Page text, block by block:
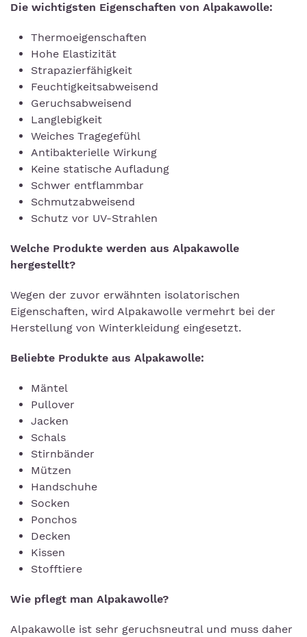
Die wichtigsten Eigenschaften von Alpakawolle:
Thermoeigenschaften
Hohe Elastizität
Strapazierfähigkeit
Feuchtigkeitsabweisend
Geruchsabweisend
Langlebigkeit
Weiches Tragegefühl
Antibakterielle Wirkung
Keine statische Aufladung
Schwer entflammbar
Schmutzabweisend
Schutz vor UV-Strahlen
Welche Produkte werden aus Alpakawolle
hergestellt?
Wegen der zuvor erwähnten isolatorischen
Eigenschaften, wird Alpakawolle vermehrt bei der
Herstellung von Winterkleidung eingesetzt.
Beliebte Produkte aus Alpakawolle:
Mäntel
Pullover
Jacken
Schals
Stirnbänder
Mützen
Handschuhe
Socken
Ponchos
Decken
Kissen
Stofftiere
Wie pflegt man Alpakawolle?
Alpakawolle ist sehr geruchsneutral und muss daher